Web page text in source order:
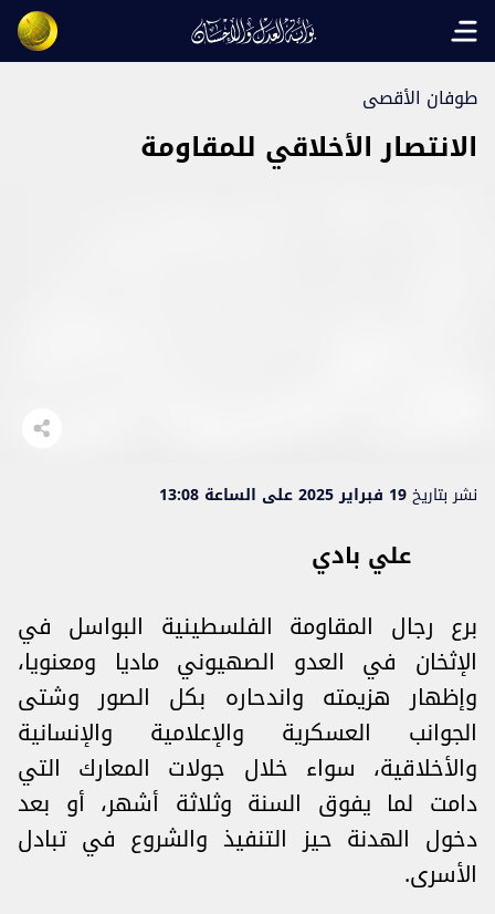
Open main menu
طوفان الأقصى
الانتصار الأخلاقي للمقاومة
نشر بتاريخ19 فبراير 2025 على الساعة 13:08
علي بادي
برع رجال المقاومة الفلسطينية البواسل في
الإثخان في العدو الصهيوني ماديا ومعنويا،
وإظهار هزيمته واندحاره بكل الصور وشتى
الجوانب العسكرية والإعلامية والإنسانية
والأخلاقية، سواء خلال جولات المعارك التي
دامت لما يفوق السنة وثلاثة أشهر، أو بعد
دخول الهدنة حيز التنفيذ والشروع في تبادل
الأسرى.